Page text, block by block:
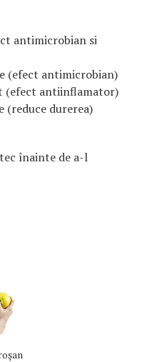
antimicrobian si
(efect antimicrobian)
(efect antiinflamator)
(reduce durerea)
înainte de a-l